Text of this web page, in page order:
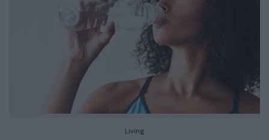
Living